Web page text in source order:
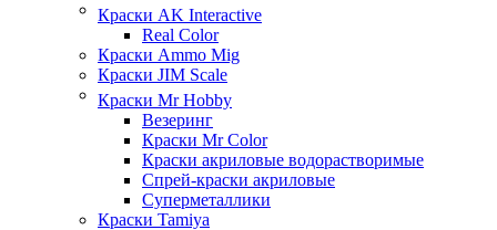
Краски AK Interactive
Real Color
Краски Ammo Mig
Краски JIM Scale
Краски Mr Hobby
Везеринг
Краски Mr Color
Краски акриловые водорастворимые
Спрей-краски акриловые
Суперметаллики
Краски Tamiya